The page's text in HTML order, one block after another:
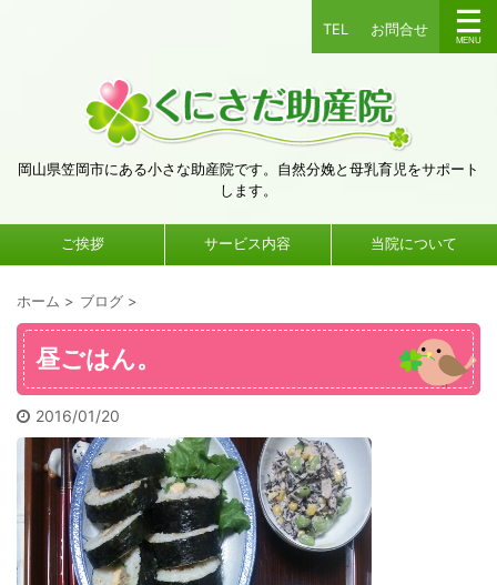
TEL お問合せ
岡山県笠岡市にある小さな助産院です。自然分娩と母乳育児をサポート
します。
ご挨拶 サービス内容 当院について
ホーム > ブログ >
昼ごはん。
2016/01/20